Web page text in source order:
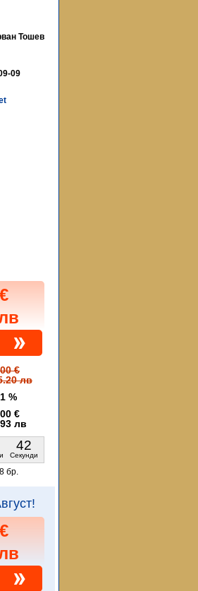
Тошев
09
€
лв
%
€
лв
41
Секунди
бр.